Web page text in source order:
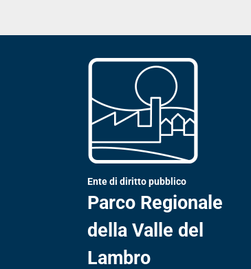
Ente di diritto pubblico
Parco Regionale
della Valle del
Lambro